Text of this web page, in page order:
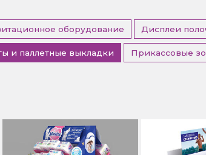
оборудование Дисплеи
и паллетные выкладки Прикассовые